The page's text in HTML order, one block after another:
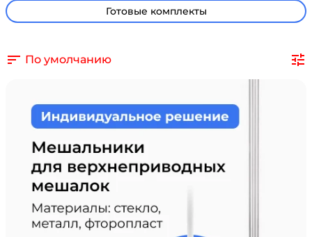
Готовые комплекты
По умолчанию